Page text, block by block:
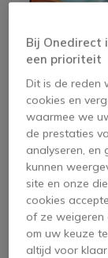
HP Serie 7
5K2K Monitor
1.979,95 €
1.378,95 € ex.
Bij Onedirect
een prioriteit
Dit is de reden
cookies en
waarmee we
de prestaties
analyseren, en
kunnen
site en onze
cookies
of ze weigeren
om uw keuze
altijd voor